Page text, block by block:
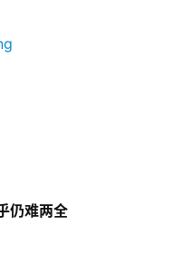
仍难两全